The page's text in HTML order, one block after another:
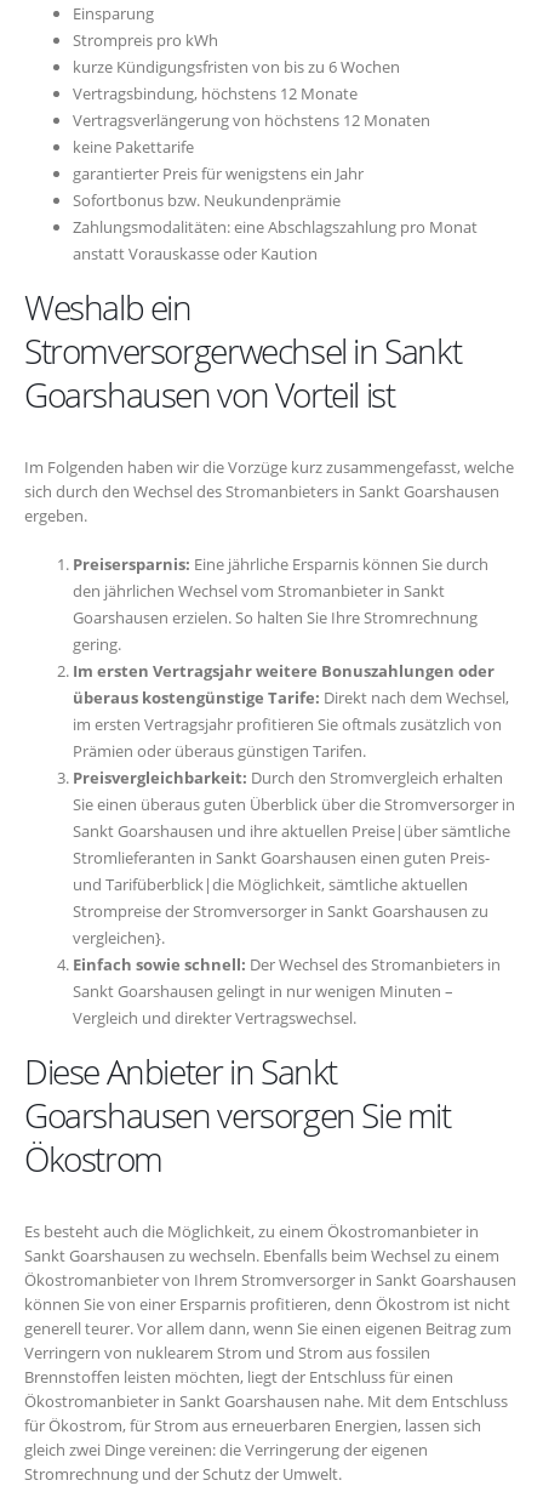
Einsparung
Strompreis pro kWh
kurze Kündigungsfristen von bis zu 6 Wochen
Vertragsbindung, höchstens 12 Monate
Vertragsverlängerung von höchstens 12 Monaten
keine Pakettarife
garantierter Preis für wenigstens ein Jahr
Sofortbonus bzw. Neukundenprämie
Zahlungsmodalitäten: eine Abschlagszahlung pro Monat
anstatt Vorauskasse oder Kaution
Weshalb ein
Stromversorgerwechsel in Sankt
Goarshausen von Vorteil ist
Im Folgenden haben wir die Vorzüge kurz zusammengefasst, welche
sich durch den Wechsel des Stromanbieters in Sankt Goarshausen
ergeben.
Preisersparnis: Eine jährliche Ersparnis können Sie durch
den jährlichen Wechsel vom Stromanbieter in Sankt
Goarshausen erzielen. So halten Sie Ihre Stromrechnung
gering.
Im ersten Vertragsjahr weitere Bonuszahlungen oder
überaus kostengünstige Tarife: Direkt nach dem Wechsel,
im ersten Vertragsjahr profitieren Sie oftmals zusätzlich von
Prämien oder überaus günstigen Tarifen.
Preisvergleichbarkeit: Durch den Stromvergleich erhalten
Sie einen überaus guten Überblick über die Stromversorger in
Sankt Goarshausen und ihre aktuellen Preise|über sämtliche
Stromlieferanten in Sankt Goarshausen einen guten Preis-
und Tarifüberblick|die Möglichkeit, sämtliche aktuellen
Strompreise der Stromversorger in Sankt Goarshausen zu
vergleichen}.
Einfach sowie schnell: Der Wechsel des Stromanbieters in
Sankt Goarshausen gelingt in nur wenigen Minuten –
Vergleich und direkter Vertragswechsel.
Diese Anbieter in Sankt
Goarshausen versorgen Sie mit
Ökostrom
Es besteht auch die Möglichkeit, zu einem Ökostromanbieter in
Sankt Goarshausen zu wechseln. Ebenfalls beim Wechsel zu einem
Ökostromanbieter von Ihrem Stromversorger in Sankt Goarshausen
können Sie von einer Ersparnis profitieren, denn Ökostrom ist nicht
generell teurer. Vor allem dann, wenn Sie einen eigenen Beitrag zum
Verringern von nuklearem Strom und Strom aus fossilen
Brennstoffen leisten möchten, liegt der Entschluss für einen
Ökostromanbieter in Sankt Goarshausen nahe. Mit dem Entschluss
für Ökostrom, für Strom aus erneuerbaren Energien, lassen sich
gleich zwei Dinge vereinen: die Verringerung der eigenen
Stromrechnung und der Schutz der Umwelt.